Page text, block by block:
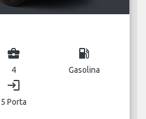
business_center
4
local_gas_station
Gasolina
login
5 Porta